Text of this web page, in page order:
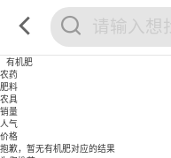
有机肥
农药
肥料
农具
销量
人气
价格
抱歉，暂无有机肥对应的结果